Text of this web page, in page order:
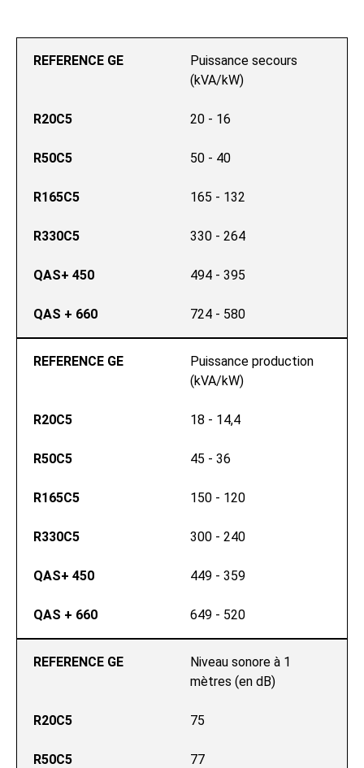
REFERENCE GE
Puissance secours
(kVA/kW)
R20C5 20 - 16
R50C5 50 - 40
R165C5 165 - 132
R330C5 330 - 264
QAS+ 450 494 - 395
QAS + 660 724 - 580
REFERENCE GE
Puissance production
(kVA/kW)
R20C5 18 - 14,4
R50C5 45 - 36
R165C5 150 - 120
R330C5 300 - 240
QAS+ 450 449 - 359
QAS + 660 649 - 520
REFERENCE GE
Niveau sonore à 1
mètres (en dB)
R20C5 75
R50C5 77